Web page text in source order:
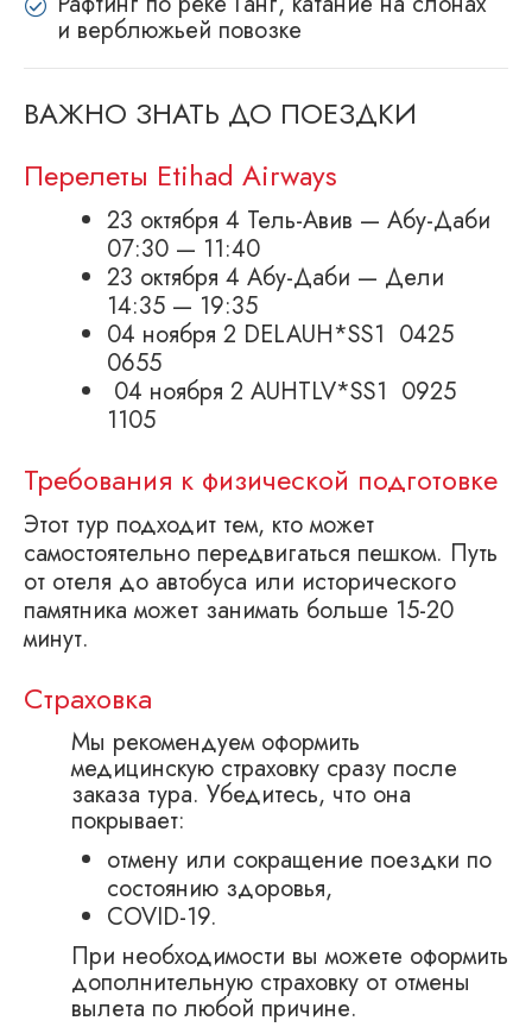
и верблюжьей повозке
ВАЖНО ЗНАТЬ ДО ПОЕЗДКИ
Перелеты Etihad Airways
23 октября 4 Тель-Авив — Абу-Даби
07:30 — 11:40
23 октября 4 Абу-Даби — Дели
14:35 — 19:35
04 ноября 2 DELAUH*SS1 0425
0655
04 ноября 2 AUHTLV*SS1 0925
1105
Требования к физической подготовке
Этот тур подходит тем, кто может
самостоятельно передвигаться пешком. Путь
от отеля до автобуса или исторического
памятника может занимать больше 15-20
минут.
Страховка
Мы рекомендуем оформить
медицинскую страховку сразу после
заказа тура. Убедитесь, что она
покрывает:
отмену или сокращение поездки по
состоянию здоровья,
COVID-19.
При необходимости вы можете оформить
дополнительную страховку от отмены
вылета по любой причине.